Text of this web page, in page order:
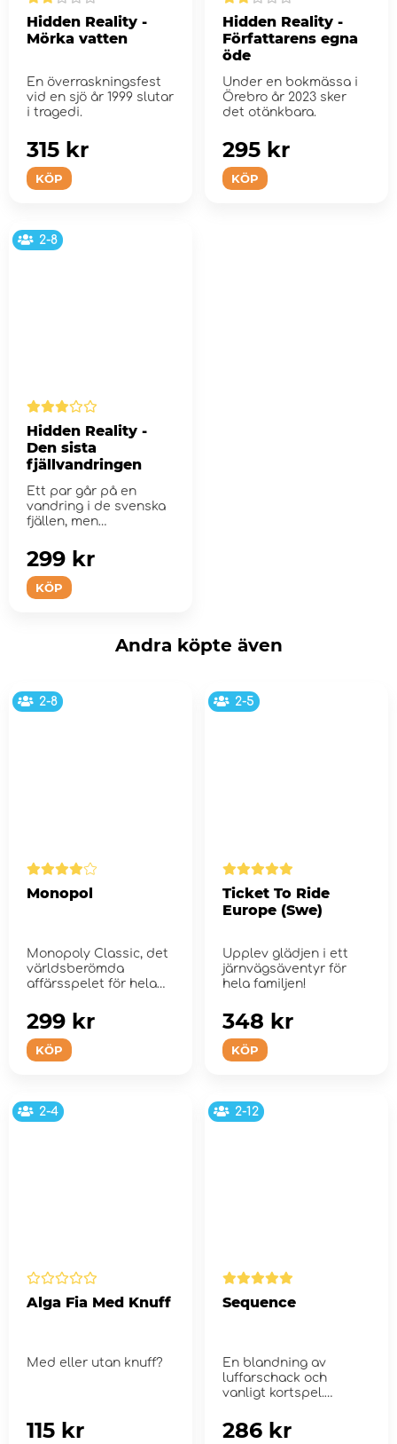
Hidden Reality -
Mörka vatten
En överraskningsfest
vid en sjö år 1999 slutar
i tragedi.
KÖP
315 kr
Hidden Reality -
Författarens egna
öde
Under en bokmässa i
Örebro år 2023 sker
det otänkbara.
KÖP
295 kr
2-8
Hidden Reality -
Den sista
fjällvandringen
Ett par går på en
vandring i de svenska
fjällen, men
KÖP
299 kr
Andra köpte även
2-8
Monopol
Monopoly Classic, det
världsberömda
affärsspelet för hela
KÖP
299 kr
2-5
Ticket To Ride
Europe (Swe)
Upplev glädjen i ett
järnvägsäventyr för
hela familjen!
KÖP
348 kr
2-4
Alga Fia Med Knuff
Med eller utan knuff?
115 kr
2-12
Sequence
En blandning av
luffarschack och
vanligt kortspel.
286 kr